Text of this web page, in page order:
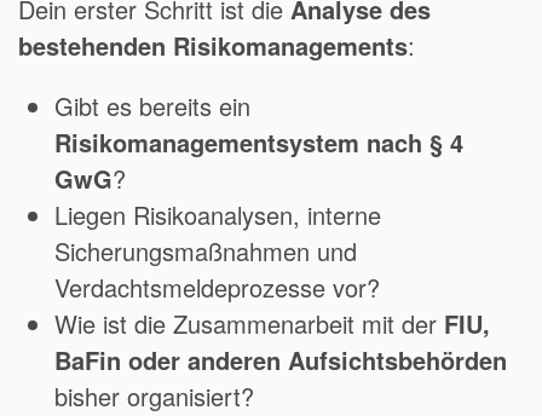
Dein erster Schritt ist die Analyse des
bestehenden Risikomanagements:
Gibt es bereits ein
Risikomanagementsystem nach § 4
GwG?
Liegen Risikoanalysen, interne
Sicherungsmaßnahmen und
Verdachtsmeldeprozesse vor?
Wie ist die Zusammenarbeit mit der FIU,
BaFin oder anderen Aufsichtsbehörden
bisher organisiert?